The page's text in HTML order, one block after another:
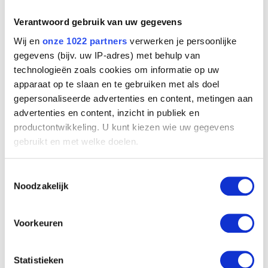
Verantwoord gebruik van uw gegevens
Wij en onze 1022 partners verwerken je persoonlijke
gegevens (bijv. uw IP-adres) met behulp van
technologieën zoals cookies om informatie op uw
apparaat op te slaan en te gebruiken met als doel
gepersonaliseerde advertenties en content, metingen aan
advertenties en content, inzicht in publiek en
productontwikkeling. U kunt kiezen wie uw gegevens
gebruikt en met welke doelen.
Informatie verzamelen over uw geografische
locatie, die tot een paar meter nauwkeurig kan zijn
scannen op specifieke eigenschappen (fingerprinting)
detailgedeeltein.
U kunt uw toestemming op elk moment wijzigen of
Noodzakelijk
Voorkeuren
Statistieken